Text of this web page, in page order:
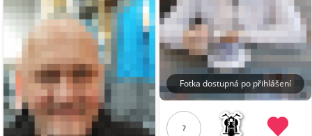
Fotka dostupná po přihlášení
?